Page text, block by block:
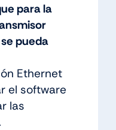
para la
pueda
Ethernet
el software
las